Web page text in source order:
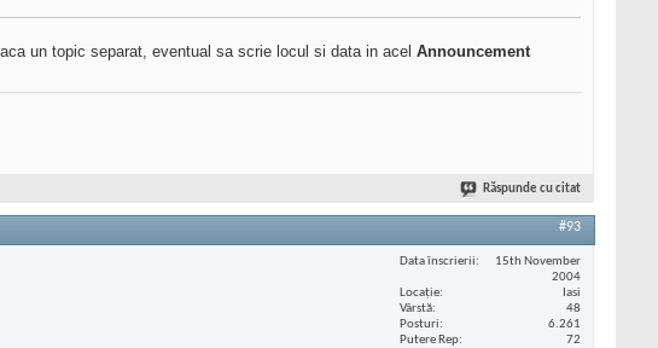
un topic separat, eventual sa scrie locul si data in acel Announcement
Răspunde cu citat
#93
Data înscrierii
15th November
2004
Locaţie
Iasi
Vârstă
48
Posturi
6.261
Putere Rep
72